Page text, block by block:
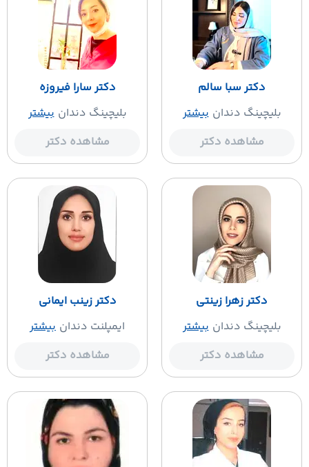
دکتر سبا سالم
بلیچینگ دندان بیشتر
مشاهده دکتر
دکتر سارا فیروزه
بلیچینگ دندان بیشتر
مشاهده دکتر
دکتر زهرا زینتی
بلیچینگ دندان بیشتر
مشاهده دکتر
دکتر زینب ایمانی
ایمپلنت دندان بیشتر
مشاهده دکتر